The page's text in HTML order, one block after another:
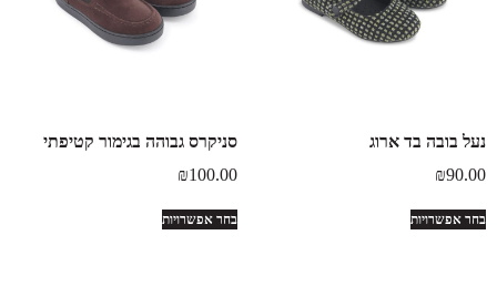
נעל בובה בד ארוג
₪90.00
בחר אפשרויות
סניקרס גבוהה בגימור קטיפתי
₪100.00
בחר אפשרויות